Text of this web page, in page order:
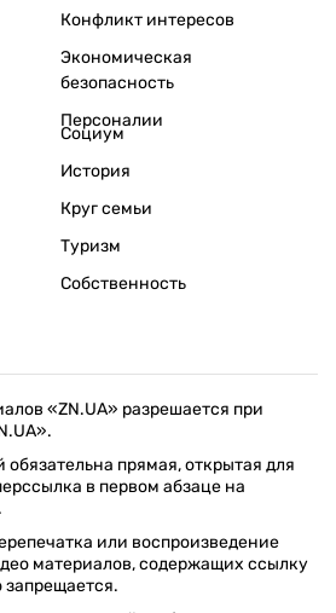
Конфликт интересов
Экономическая
безопасность
Персоналии
Социум
История
Круг семьи
Туризм
Собственность
«ZN.UA» разрешается при
прямая, открытая для
в первом абзаце на
или воспроизведение
материалов, содержащих ссылку
запрещается.